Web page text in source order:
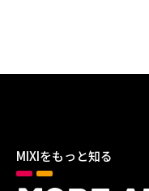
MIXIをもっと知る